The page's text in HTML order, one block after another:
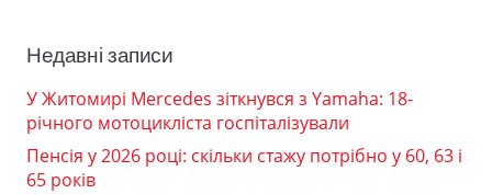
Недавні записи
У Житомирі Mercedes зіткнувся з Yamaha: 18-
річного мотоцикліста госпіталізували
Пенсія у 2026 році: скільки стажу потрібно у 60, 63 і
65 років